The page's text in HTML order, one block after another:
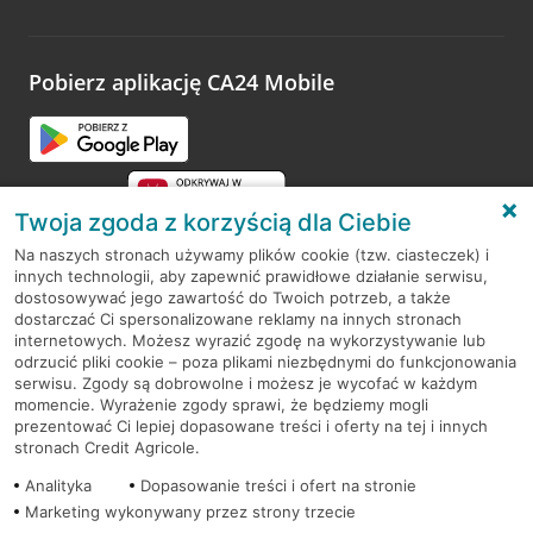
opinie.
Pobierz aplikację CA24 Mobile
RODO
Regulamin serwisu
Mapa serwisu
PolitykaCookies
Twoja zgoda z korzyścią dla Ciebie
Na naszych stronach używamy plików cookie (tzw. ciasteczek) i
innych technologii, aby zapewnić prawidłowe działanie serwisu,
dostosowywać jego zawartość do Twoich potrzeb, a także
dostarczać Ci spersonalizowane reklamy na innych stronach
internetowych. Możesz wyrazić zgodę na wykorzystywanie lub
odrzucić pliki cookie – poza plikami niezbędnymi do funkcjonowania
serwisu. Zgody są dobrowolne i możesz je wycofać w każdym
momencie. Wyrażenie zgody sprawi, że będziemy mogli
prezentować Ci lepiej dopasowane treści i oferty na tej i innych
stronach Credit Agricole.
Analityka
Dopasowanie treści i ofert na stronie
Marketing wykonywany przez strony trzecie